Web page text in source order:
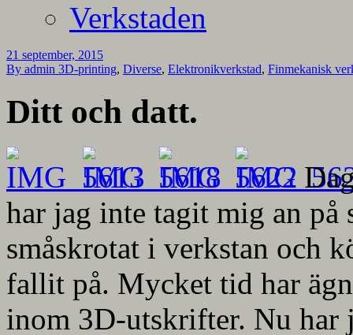
Verkstaden
21 september, 2015
By admin 3D-printing, Diverse, Elektronikverkstad, Finmekanisk
Ditt och datt.
har jag inte tagit mig an på
småskrotat i verkstan och
fallit på. Mycket tid har
inom 3D-utskrifter. Nu har